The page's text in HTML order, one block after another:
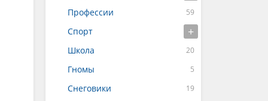
Профессии
Спорт
Школа
Гномы
Снеговики